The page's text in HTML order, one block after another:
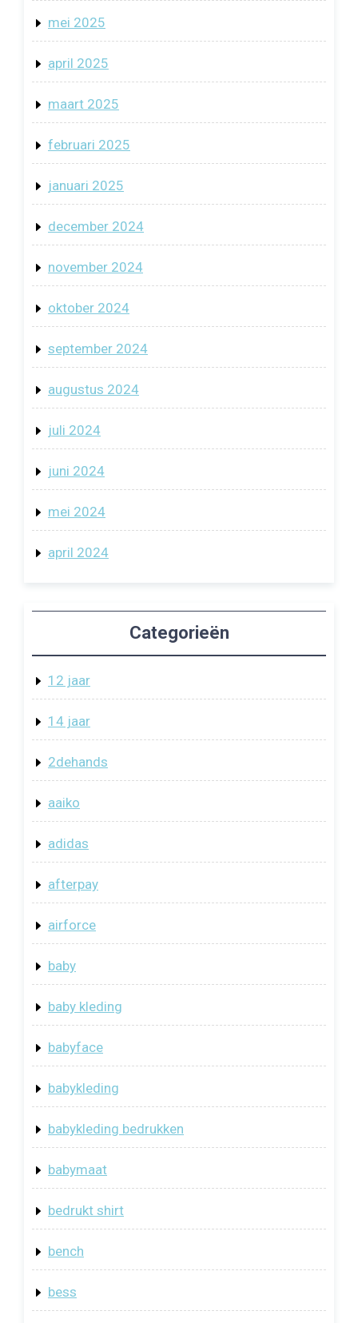
mei 2025
april 2025
maart 2025
februari 2025
januari 2025
december 2024
november 2024
oktober 2024
september 2024
augustus 2024
juli 2024
juni 2024
mei 2024
april 2024
Categorieën
12 jaar
14 jaar
2dehands
aaiko
adidas
afterpay
airforce
baby
baby kleding
babyface
babykleding
babykleding bedrukken
babymaat
bedrukt shirt
bench
bess